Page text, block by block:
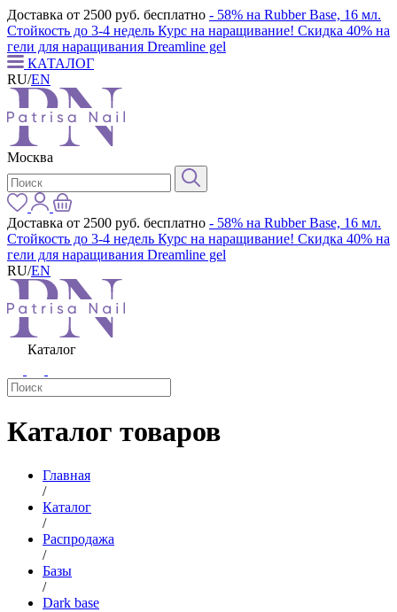
Доставка от 2500 руб. бесплатно - 58% на Rubber Base, 16 мл.
Стойкость до 3-4 недель Курс на наращивание! Скидка 40% на
гели для наращивания Dreamline gel
КАТАЛОГ
RU/EN
Москва
Доставка от 2500 руб. бесплатно - 58% на Rubber Base, 16 мл.
Стойкость до 3-4 недель Курс на наращивание! Скидка 40% на
гели для наращивания Dreamline gel
RU/EN
Каталог
Каталог товаров
Главная
/
Каталог
/
Распродажа
/
Базы
/
Dark base